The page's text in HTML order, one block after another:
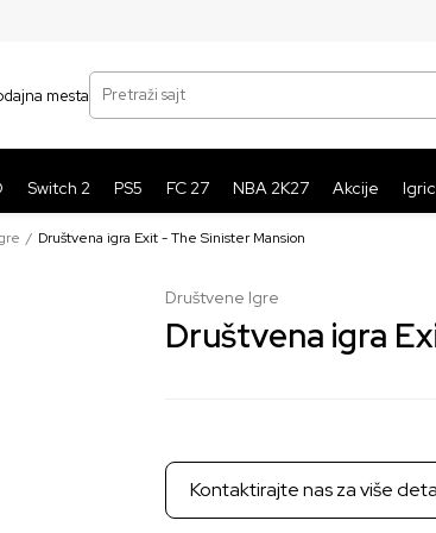
mesta
Pretraži sajt
Switch 2 PS5 FC 27 NBA 2K27 Akcije
Društvena igra Exit - The Sinister Mansion
Društvene Igre
Društvena igra
Kontaktirajte nas za više